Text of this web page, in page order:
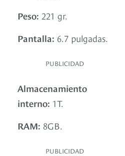
Peso: 221 gr.
Pantalla: 6.7 pulgadas.
PUBLICIDAD
Almacenamiento
interno: 1T.
RAM: 8GB.
PUBLICIDAD